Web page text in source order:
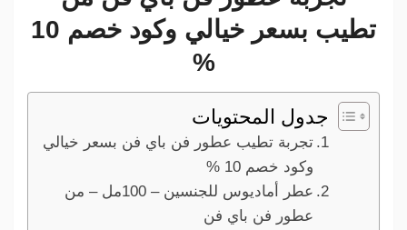
تطيب بسعر خيالي وكود خصم 10
%
جدول المحتويات
تجربة تطيب عطور فن باي فن بسعر خيالي
وكود خصم 10 %
عطر أماديوس للجنسين – 100مل – من
عطور فن باي فن